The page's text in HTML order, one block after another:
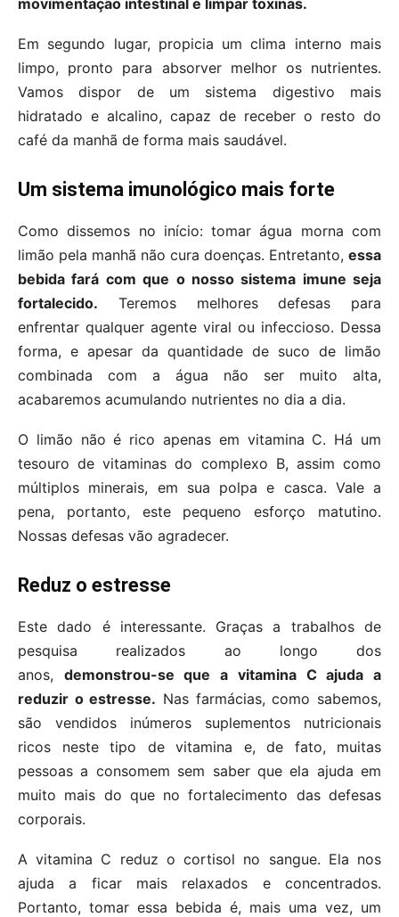
Em segundo lugar, propicia um clima interno mais
limpo, pronto para absorver melhor os nutrientes.
Vamos dispor de um sistema digestivo mais
hidratado e alcalino, capaz de receber o resto do
café da manhã de forma mais saudável.
Um sistema imunológico mais forte
Como dissemos no início: tomar água morna com
limão pela manhã não cura doenças. Entretanto, essa
bebida fará com que o nosso sistema imune seja
fortalecido. Teremos melhores defesas para
enfrentar qualquer agente viral ou infeccioso. Dessa
forma, e apesar da quantidade de suco de limão
combinada com a água não ser muito alta,
acabaremos acumulando nutrientes no dia a dia.
O limão não é rico apenas em vitamina C. Há um
tesouro de vitaminas do complexo B, assim como
múltiplos minerais, em sua polpa e casca. Vale a
pena, portanto, este pequeno esforço matutino.
Nossas defesas vão agradecer.
Reduz o estresse
Este dado é interessante. Graças a trabalhos de
pesquisa realizados ao longo dos
anos, demonstrou-se que a vitamina C ajuda a
reduzir o estresse. Nas farmácias, como sabemos,
são vendidos inúmeros suplementos nutricionais
ricos neste tipo de vitamina e, de fato, muitas
pessoas a consomem sem saber que ela ajuda em
muito mais do que no fortalecimento das defesas
corporais.
A vitamina C reduz o cortisol no sangue. Ela nos
ajuda a ficar mais relaxados e concentrados.
Portanto, tomar essa bebida é, mais uma vez, um